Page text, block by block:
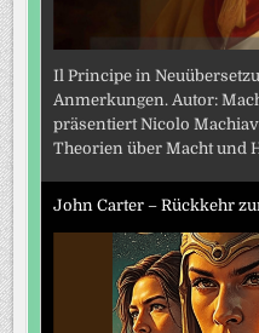
Il Principe in
Anmerkungen. Autor:
präsentiert Nicolo
Theorien über Macht und
John Carter – Rückkehr